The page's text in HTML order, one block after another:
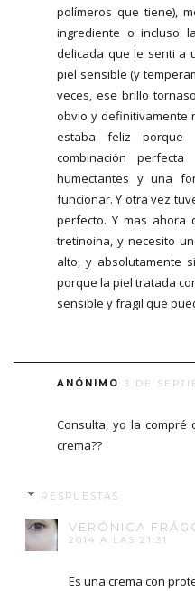
polímeros que tiene),
ingrediente o incluso
delicada que le senti a
piel sensible (y
veces, ese brillo
obvio y definitivamente
estaba feliz porque
combinación
humectantes y una
funcionar. Y otra vez
perfecto. Y mas
tretinoina, y necesito
alto, y absolutamente
porque la piel tratada
sensible y fragil que
ANÓNIMO 3 DE
Consulta, yo la compré
crema??
RESPUESTAS
VERÓNICA
2014 A LAS 21:31
Es una crema con